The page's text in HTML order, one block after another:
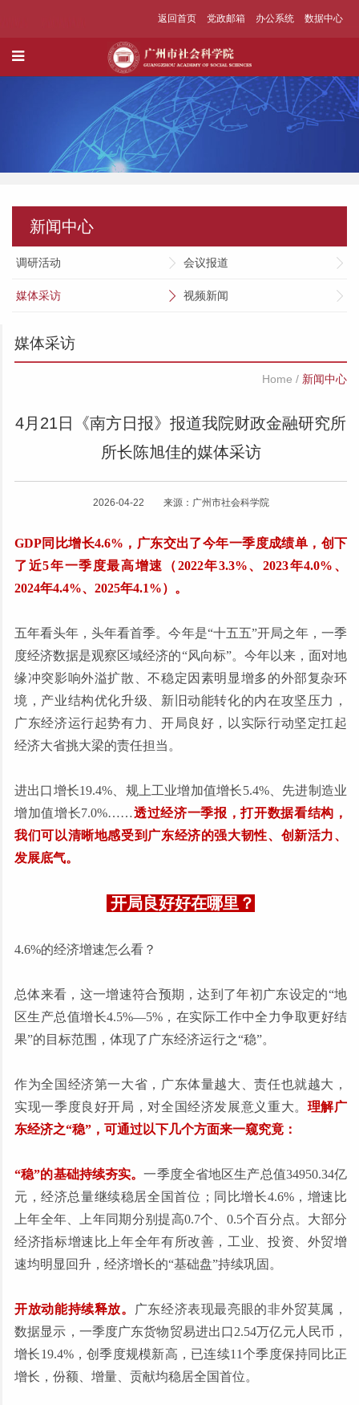
返回首页 党政邮箱 办公系统 数据中心
新闻中心
调研活动 会议报道
媒体采访 视频新闻
媒体采访
Home / 新闻中心
4月21日《南方日报》报道我院财政金融研究所
所长陈旭佳的媒体采访
2026-04-22 来源：广州市社会科学院
GDP同比增长4.6%，广东交出了今年一季度成绩单，创下
了近5年一季度最高增速（2022年3.3%、2023年4.0%、
2024年4.4%、2025年4.1%）。
五年看头年，头年看首季。今年是“十五五”开局之年，一季
度经济数据是观察区域经济的“风向标”。今年以来，面对地
缘冲突影响外溢扩散、不稳定因素明显增多的外部复杂环
境，产业结构优化升级、新旧动能转化的内在攻坚压力，
广东经济运行起势有力、开局良好，以实际行动坚定扛起
经济大省挑大梁的责任担当。
进出口增长19.4%、规上工业增加值增长5.4%、先进制造业
增加值增长7.0%……透过经济一季报，打开数据看结构，
我们可以清晰地感受到广东经济的强大韧性、创新活力、
发展底气。
开局良好好在哪里？
4.6%的经济增速怎么看？
总体来看，这一增速符合预期，达到了年初广东设定的“地
区生产总值增长4.5%—5%，在实际工作中全力争取更好结
果”的目标范围，体现了广东经济运行之“稳”。
作为全国经济第一大省，广东体量越大、责任也就越大，
实现一季度良好开局，对全国经济发展意义重大。 理解广
东经济之“稳”，可通过以下几个方面来一窥究竟：
“稳”的基础持续夯实。一季度全省地区生产总值34950.34亿
元，经济总量继续稳居全国首位；同比增长4.6%，增速比
上年全年、上年同期分别提高0.7个、0.5个百分点。大部分
经济指标增速比上年全年有所改善，工业、投资、外贸增
速均明显回升，经济增长的“基础盘”持续巩固。
开放动能持续释放。
广东经济表现最亮眼的非外贸莫属，
数据显示，一季度广东货物贸易进出口2.54万亿元人民币，
增长19.4%，创季度规模新高，已连续11个季度保持同比正
增长，份额、增量、贡献均稳居全国首位。